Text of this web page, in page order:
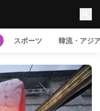
スポーツ 韓流・アジ